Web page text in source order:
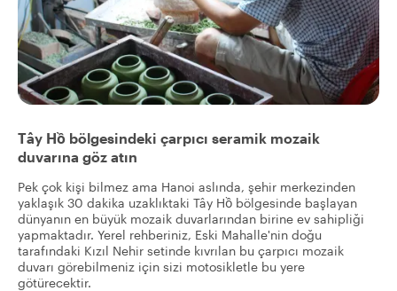
Tây Hồ bölgesindeki çarpıcı seramik mozaik
duvarına göz atın
Pek çok kişi bilmez ama Hanoi aslında, şehir merkezinden
yaklaşık 30 dakika uzaklıktaki Tây Hồ bölgesinde başlayan
dünyanın en büyük mozaik duvarlarından birine ev sahipliği
yapmaktadır. Yerel rehberiniz, Eski Mahalle'nin doğu
tarafındaki Kızıl Nehir setinde kıvrılan bu çarpıcı mozaik
duvarı görebilmeniz için sizi motosikletle bu yere
götürecektir.